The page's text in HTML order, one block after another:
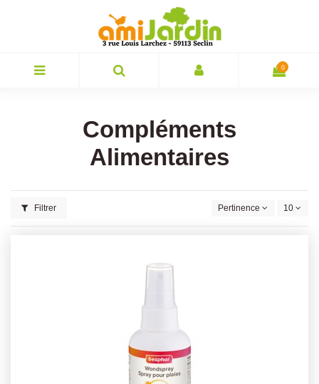
0
Compléments
Alimentaires
Filtrer Pertinence 10